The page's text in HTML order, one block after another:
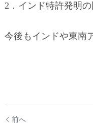
2．インド特許発明
今後もインドや東南
前へ